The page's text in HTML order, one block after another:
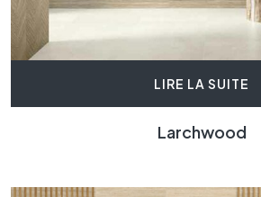
LIRE LA SUITE
Larchwood